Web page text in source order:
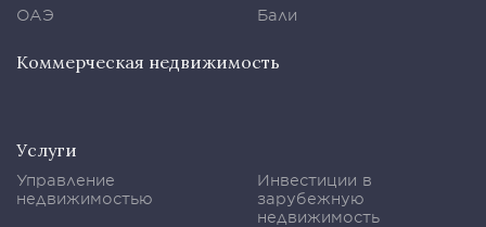
ОАЭ
Бали
Коммерческая недвижимость
Услуги
Управление
недвижимостью
Инвестиции в
зарубежную
недвижимость